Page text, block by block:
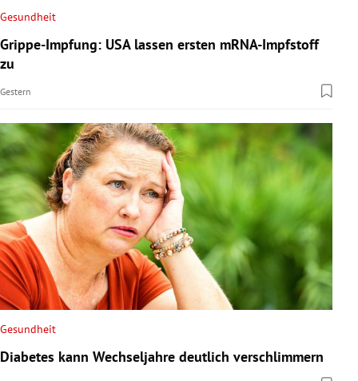
Gesundheit
Grippe-Impfung: USA lassen ersten mRNA-Impfstoff
zu
Gestern
Gesundheit
Diabetes kann Wechseljahre deutlich verschlimmern